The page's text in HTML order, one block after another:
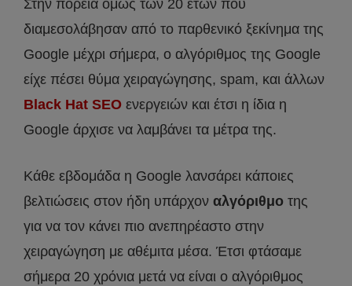
Στην πορεία όμως των 20 ετών που
διαμεσολάβησαν από το παρθενικό ξεκίνημα της
Google μέχρι σήμερα, ο αλγόριθμος της Google
είχε πέσει θύμα χειραγώγησης, spam, και άλλων
Black Hat SEO ενεργειών και έτσι η ίδια η
Google άρχισε να λαμβάνει τα μέτρα της.
Κάθε εβδομάδα η Google λανσάρει κάποιες
βελτιώσεις στον ήδη υπάρχον αλγόριθμο της
για να τον κάνει πιο ανεπηρέαστο στην
χειραγώγηση με αθέμιτα μέσα. Έτσι φτάσαμε
σήμερα 20 χρόνια μετά να είναι ο αλγόριθμος